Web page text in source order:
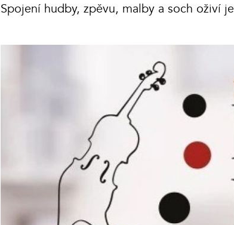
Spojení hudby, zpěvu, malby a soch oživí